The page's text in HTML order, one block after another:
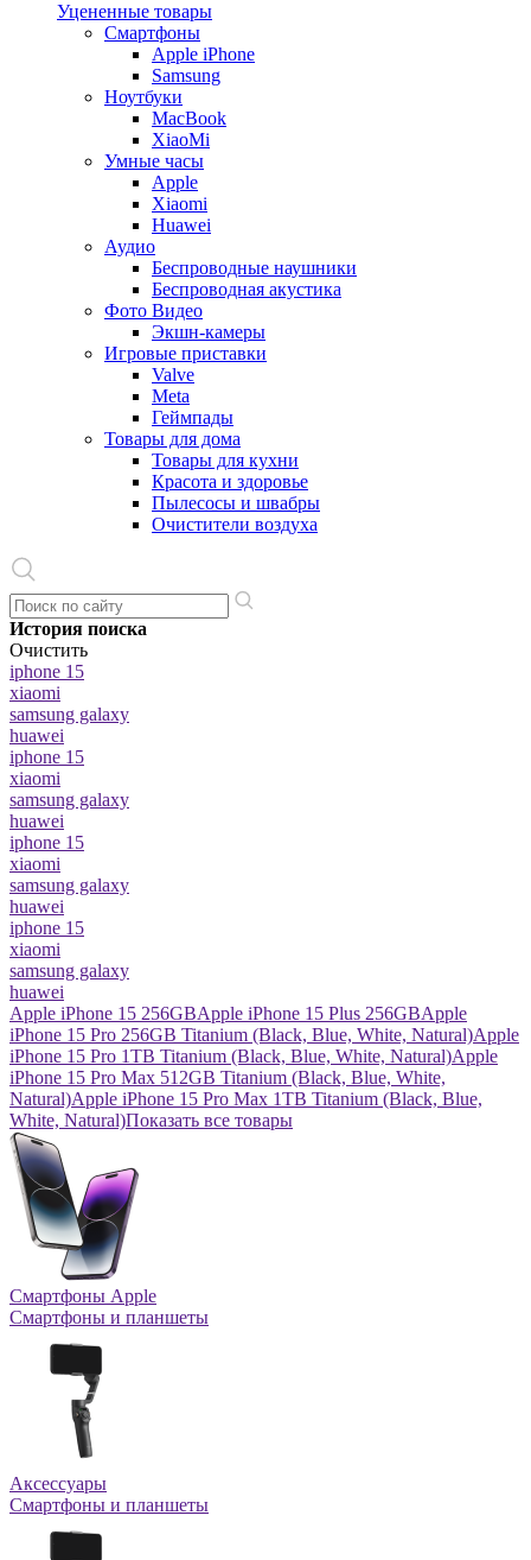
Уцененные товары
Cмартфоны
Apple iPhone
Samsung
Ноутбуки
MacBook
XiaoMi
Умные часы
Apple
Xiaomi
Huawei
Аудио
Беспроводные наушники
Беспроводная акустика
Фото Видео
Экшн-камеры
Игровые приставки
Valve
Meta
Геймпады
Товары для дома
Товары для кухни
Красота и здоровье
Пылесосы и швабры
Очистители воздуха
История поиска
Очистить
iphone 15
xiaomi
samsung galaxy
huawei
iphone 15
xiaomi
samsung galaxy
huawei
iphone 15
xiaomi
samsung galaxy
huawei
iphone 15
xiaomi
samsung galaxy
huawei
Apple iPhone 15 256GBApple iPhone 15 Plus 256GBApple
iPhone 15 Pro 256GB Titanium (Black, Blue, White, Natural)Apple
iPhone 15 Pro 1TB Titanium (Black, Blue, White, Natural)Apple
iPhone 15 Pro Max 512GB Titanium (Black, Blue, White,
Natural)Apple iPhone 15 Pro Max 1TB Titanium (Black, Blue,
White, Natural)Показать все товары
Смартфоны Apple
Смартфоны и планшеты
Аксессуары
Смартфоны и планшеты